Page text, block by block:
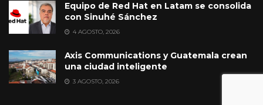
Equipo de Red Hat en Latam se consolida
con Sinuhé Sánchez
4 AGOSTO, 2026
Axis Communications y Guatemala crean
una ciudad inteligente
3 AGOSTO, 2026